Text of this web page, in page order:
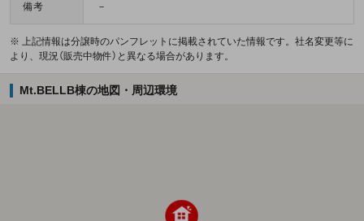
備考 －
※ 上記情報は分譲時のパンフレットに掲載されていた情報です。社名変更等に
より、現況（販売中物件）と異なる場合があります。
Mt.BELLB棟の地図・周辺環境